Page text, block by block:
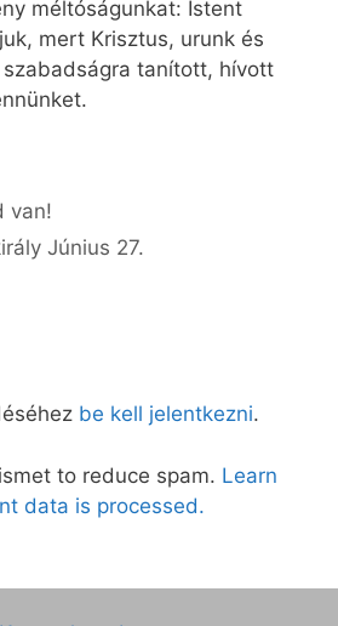
méltóságunkat: Istent
mert Krisztus, urunk és
tanított, hívott
van!
Június 27.
be kell jelentkezni.
to reduce spam. Learn
data is processed.